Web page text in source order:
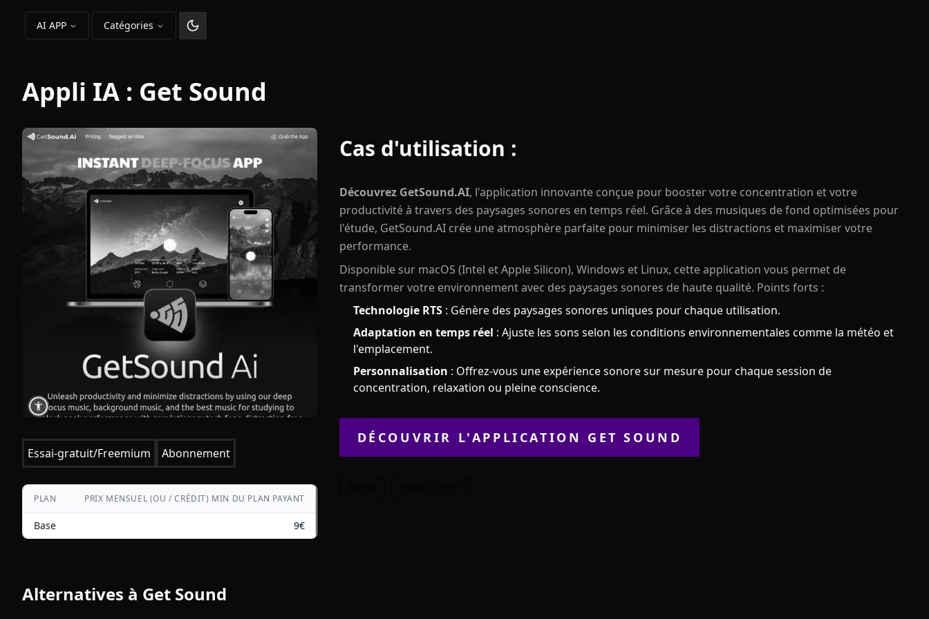
AI APP Catégories
Changer le thème
Appli IA : Get Sound
Essai-gratuit/Freemium Abonnement
PLAN PRIX MENSUEL (OU / CRÉDIT) MIN DU PLAN PAYANT
Base 9€
Cas d'utilisation :
Découvrez GetSound.AI, l'application innovante conçue pour booster votre concentration et votre
productivité à travers des paysages sonores en temps réel. Grâce à des musiques de fond optimisées pour
l'étude, GetSound.AI crée une atmosphère parfaite pour minimiser les distractions et maximiser votre
performance.
Disponible sur macOS (Intel et Apple Silicon), Windows et Linux, cette application vous permet de
transformer votre environnement avec des paysages sonores de haute qualité. Points forts :
Technologie RTS: Génère des paysages sonores uniques pour chaque utilisation.
Adaptation en temps réel : Ajuste les sons selon les conditions environnementales comme la météo et
l'emplacement.
Personnalisation : Offrez-vous une expérience sonore sur mesure pour chaque session de
concentration, relaxation ou pleine conscience.
DÉCOUVRIR L'APPLICATION GET SOUND
Alternatives à Get Sound